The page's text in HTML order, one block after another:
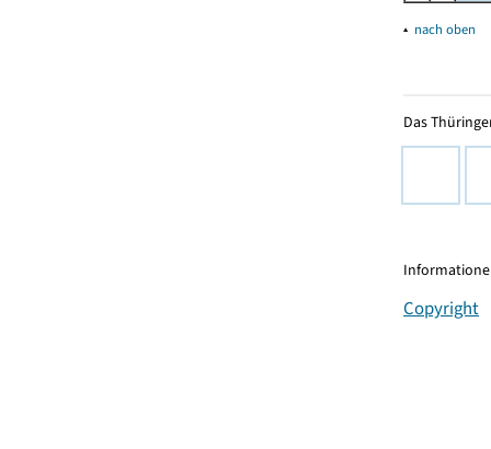
▴ nach oben
Das
Copyright